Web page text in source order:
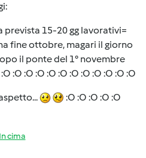
prevista 15-20 gg lavorativi=
fine ottobre, magari il giorno
il ponte del 1° novembre
:O :O :O :O :O :O :O :O :O :O :O
:O :O :O :O :O
In cima